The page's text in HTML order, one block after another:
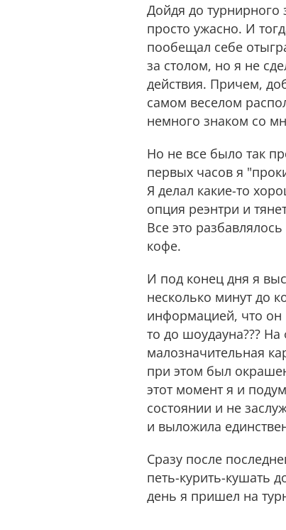
Дойдя до турнирного
просто ужасно. И
пообещал себе
за столом, но я не
действия. Причем,
самом веселом
немного знаком со
Но не все было так
первых часов я
Я делал какие-то
опция реэнтри и
Все это
кофе.
И под конец дня я
несколько минут до
информацией, что он
то до шоудауна???
малозначительная
при этом был
этот момент я и
состоянии и не
и выложила
Сразу после
петь-курить-кушать
день я пришел на